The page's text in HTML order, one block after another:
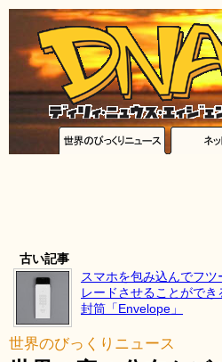
古い記事
スマホを包み込んでフ
レードさせることがで
封筒「Envelope」
世界のびっくりニュース